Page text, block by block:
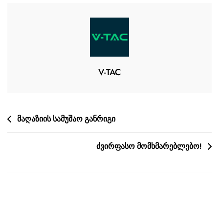
V-TAC
მაღაზიის სამუშაო განრიგი
ძვირფასო მომხმარებლებო!